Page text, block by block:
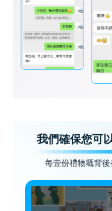
我們確保您可
每壹份禮物嘅背